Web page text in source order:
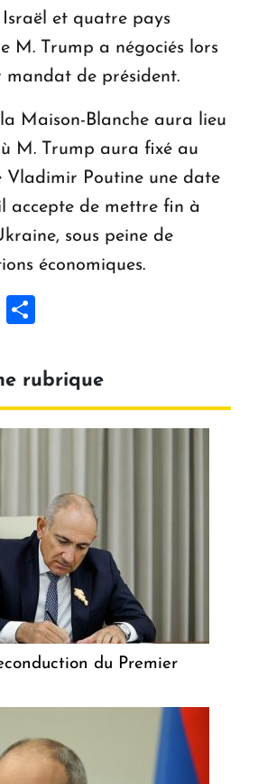
et quatre pays
M. Trump a négociés lors
mandat de président.
Maison-Blanche aura lieu
M. Trump aura fixé au
Vladimir Poutine une date
accepte de mettre fin à
sous peine de
économiques.
Pinterest
rubrique
du Premier